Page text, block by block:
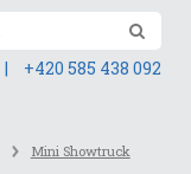
| +420 585 438 092
Mini Showtruck